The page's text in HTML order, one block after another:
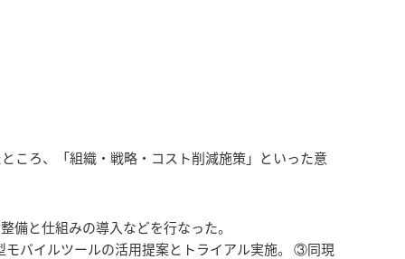
ころ、「組織・戦略・コスト削減施策」といった意
備と仕組みの導入などを行なった。
バイルツールの活用提案とトライアル実施。 ③同現